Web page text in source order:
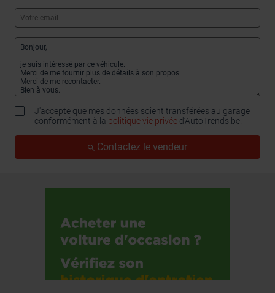
J'accepte que mes données soient transférées au garage
conformément à la politique vie privée d’AutoTrends.be.
Contactez le vendeur